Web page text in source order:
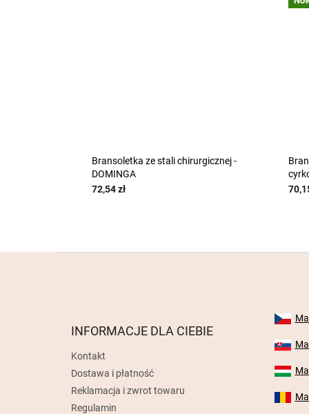
Bransoletka ze stali chirurgicznej -
DOMINGA
72,54 zł
INFORMACJE DLA CIEBIE
Kontakt
Dostawa i płatność
Reklamacja i zwrot towaru
Regulamin